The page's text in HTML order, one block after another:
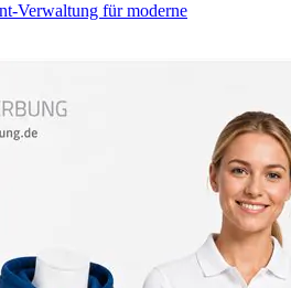
Verwaltung für moderne